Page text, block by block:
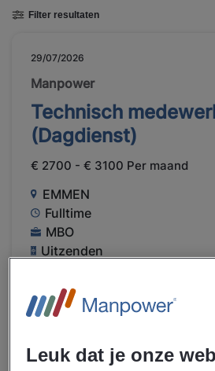
Filter resultaten
29/07/2026
Manpower
Technisch
(Dagdienst)
€ 2700 - € 3100 Per maand
EMMEN
Fulltime
MBO
Uitzenden
29/07/2026
Leuk dat je onze